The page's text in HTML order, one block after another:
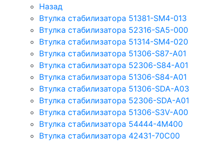
Назад
Втулка стабилизатора 51381-SM4-013
Втулка стабилизатора 52316-SA5-000
Втулка стабилизатора 51314-SM4-020
Втулка стабилизатора 51306-S87-A01
Втулка стабилизатора 52306-S84-A01
Втулка стабилизатора 51306-S84-A01
Втулка стабилизатора 51306-SDA-A03
Втулка стабилизатора 52306-SDA-A01
Втулка стабилизатора 51306-S3V-A00
Втулка стабилизатора 54444-4M400
Втулка стабилизатора 42431-70С00